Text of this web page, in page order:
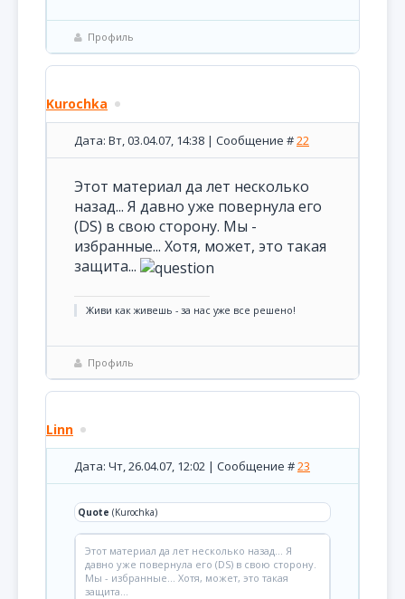
Профиль
Kurochka
Дата: Вт, 03.04.07, 14:38 | Сообщение #22
Этот материал да лет несколько
назад... Я давно уже повернула его
(DS) в свою сторону. Мы -
избранные... Хотя, может, это такая
защита...
Живи как живешь - за нас уже все решено!
Профиль
Linn
Дата: Чт, 26.04.07, 12:02 | Сообщение #23
Quote (Kurochka)
Этот материал да лет несколько назад... Я
давно уже повернула его (DS) в свою сторону.
Мы - избранные... Хотя, может, это такая
защита...